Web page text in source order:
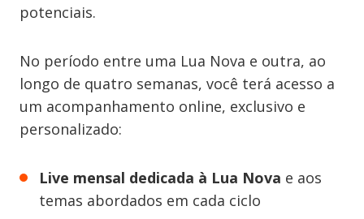
potenciais.
No período entre uma Lua Nova e outra, ao
longo de quatro semanas, você terá acesso a
um acompanhamento online, exclusivo e
personalizado:
Live mensal dedicada à Lua Nova e aos
temas abordados em cada ciclo